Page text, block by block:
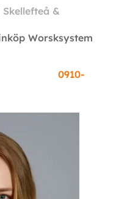
&
Worsksystem
0910-